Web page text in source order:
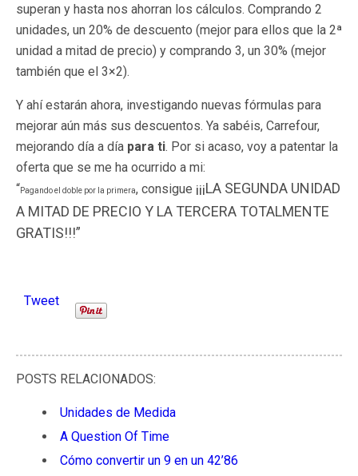
superan y hasta nos ahorran los cálculos. Comprando 2
unidades, un 20% de descuento (mejor para ellos que la 2ª
unidad a mitad de precio) y comprando 3, un 30% (mejor
también que el 3×2).
Y ahí estarán ahora, investigando nuevas fórmulas para
mejorar aún más sus descuentos. Ya sabéis, Carrefour,
mejorando día a día para ti. Por si acaso, voy a patentar la
oferta que se me ha ocurrido a mi:
“Pagando el doble por la primera, consigue ¡¡¡LA SEGUNDA UNIDAD
A MITAD DE PRECIO Y LA TERCERA TOTALMENTE
GRATIS!!!”
Tweet
POSTS RELACIONADOS:
Unidades de Medida
A Question Of Time
Cómo convertir un 9 en un 42’86